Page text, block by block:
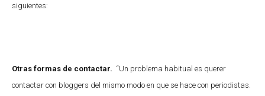
siguientes:
Otras formas de contactar. “Un problema habitual es querer
contactar con bloggers del mismo modo en que se hace con periodistas.